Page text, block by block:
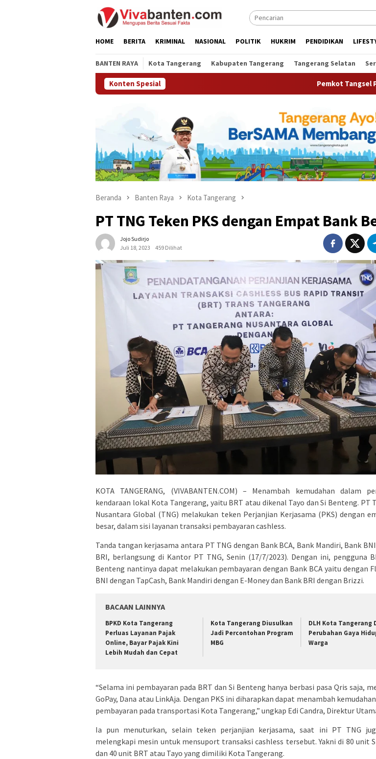
HOME BERITA KRIMINAL NASIONAL POLITIK HUKRIM PENDIDIKAN
BANTEN RAYA Kota Tangerang Kabupaten Tangerang Tangerang Selatan
Konten Spesial Pemkot Tangsel Perkuat Sarana
Beranda Banten Raya Kota Tangerang
PT TNG Teken PKS dengan Empat Bank
Jojo Sudirjo
Juli 18, 2023
459 Dilihat
KOTA TANGERANG, (VIVABANTEN.COM) – Menambah kemudahan dalam
kendaraan lokal Kota Tangerang, yaitu BRT atau dikenal Tayo dan Si Benteng. PT
Nusantara Global (TNG) melakukan teken Perjanjian Kerjasama (PKS) dengan
besar, dalam sisi layanan transaksi pembayaran cashless.
Tanda tangan kerjasama antara PT TNG dengan Bank BCA, Bank Mandiri, Bank
BRI, berlangsung di Kantor PT TNG, Senin (17/7/2023). Dengan ini, pengguna
Benteng nantinya dapat melakukan pembayaran dengan Bank BCA yaitu dengan
BNI dengan TapCash, Bank Mandiri dengan E-Money dan Bank BRI dengan Brizzi.
BACAAN LAINNYA
BPKD Kota Tangerang
Perluas Layanan Pajak
Online, Bayar Pajak Kini
Lebih Mudah dan Cepat
Kota Tangerang Diusulkan
Jadi Percontohan Program
MBG
DLH Kota Tangerang
Perubahan Gaya
Warga
“Selama ini pembayaran pada BRT dan Si Benteng hanya berbasi pasa Qris saja,
GoPay, Dana atau LinkAja. Dengan PKS ini diharapkan dapat menambah
pembayaran pada transportasi Kota Tangerang,” ungkap Edi Candra, Direktur
Ia pun menuturkan, selain teken perjanjian kerjasama, saat ini PT TNG
melengkapi mesin untuk mensuport transaksi cashless tersebut. Yakni di 80 unit
dan 40 unit BRT atau Tayo yang dimiliki Kota Tangerang.